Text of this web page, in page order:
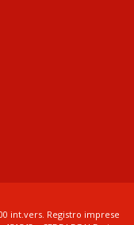
int.vers. Registro imprese